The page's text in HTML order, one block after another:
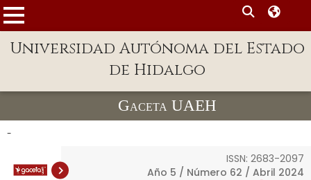
Enlaces
Universidad Autónoma del Estado
de Hidalgo
Gaceta UAEH
-
ISSN: 2683-2097
Año 5 / Número 62 / Abril 2024